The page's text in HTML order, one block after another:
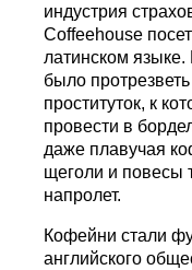
индустрия
Coffeehouse
латинском
было
проституток, к
провести в
даже плавучая
щеголи и повесы
напролет.
Кофейни стали
английского